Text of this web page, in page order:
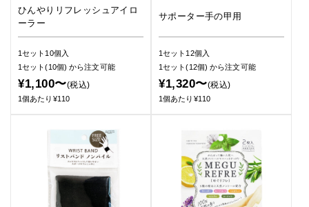
ひんやりリフレッシュアイロ
ーラー
1セット10個入
1セット(10個)から注文可能
¥1,100〜(税込)
1個あたり¥110
サポーター手の甲用
1セット12個入
1セット(12個)から注文可能
¥1,320〜(税込)
1個あたり¥110